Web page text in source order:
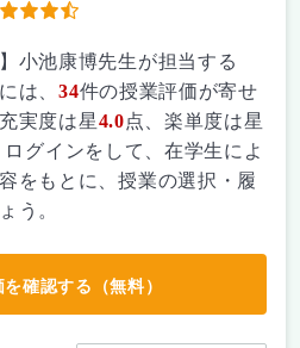
小池康博先生が担当する
は、34件の授業評価が寄せ
実度は星4.0点、楽単度は星
グインをして、在学生によ
をもとに、授業の選択・履
う。
確認する（無料）